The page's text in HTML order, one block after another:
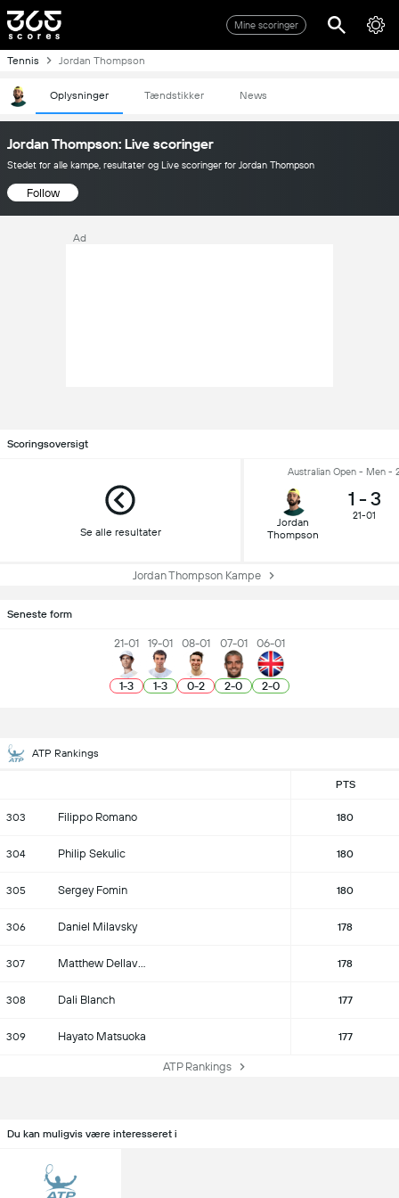
Mine scoringer
Tennis Jordan Thompson
Oplysninger Tændstikker News
Jordan Thompson: Live scoringer
Stedet for alle kampe, resultater og Live scoringer for Jordan Thompson
Follow
Ad
Scoringsoversigt
Se alle resultater
Australian Open - Men -
Jordan
Thompson
1 - 3
21-01
Jordan Thompson Kampe
Seneste form
21-01
1-3
19-01
1-3
08-01
0-2
07-01
2-0
06-01
2-0
ATP Rankings
PTS
303 Filippo Romano 180
304 Philip Sekulic 180
305 Sergey Fomin 180
306 Daniel Milavsky 178
307 Matthew Dellavedova 178
308 Dali Blanch 177
309 Hayato Matsuoka 177
ATP Rankings
Du kan muligvis være interesseret i